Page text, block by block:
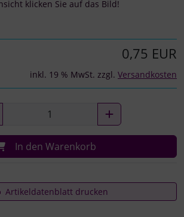
klicken Sie auf das Bild!
0,75 EUR
inkl. 19 % MwSt. zzgl. Versandkosten
In den Warenkorb
Artikeldatenblatt drucken